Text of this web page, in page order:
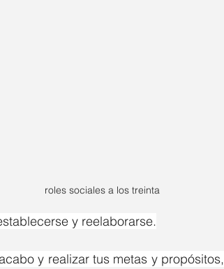
roles sociales a los treinta
y reelaborarse.
y realizar tus metas y propósitos,